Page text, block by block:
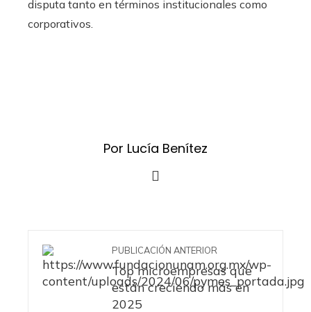
disputa tanto en términos institucionales como
corporativos.
Por Lucía Benítez
PUBLICACIÓN ANTERIOR
Top microempresas que
están creciendo más en
2025